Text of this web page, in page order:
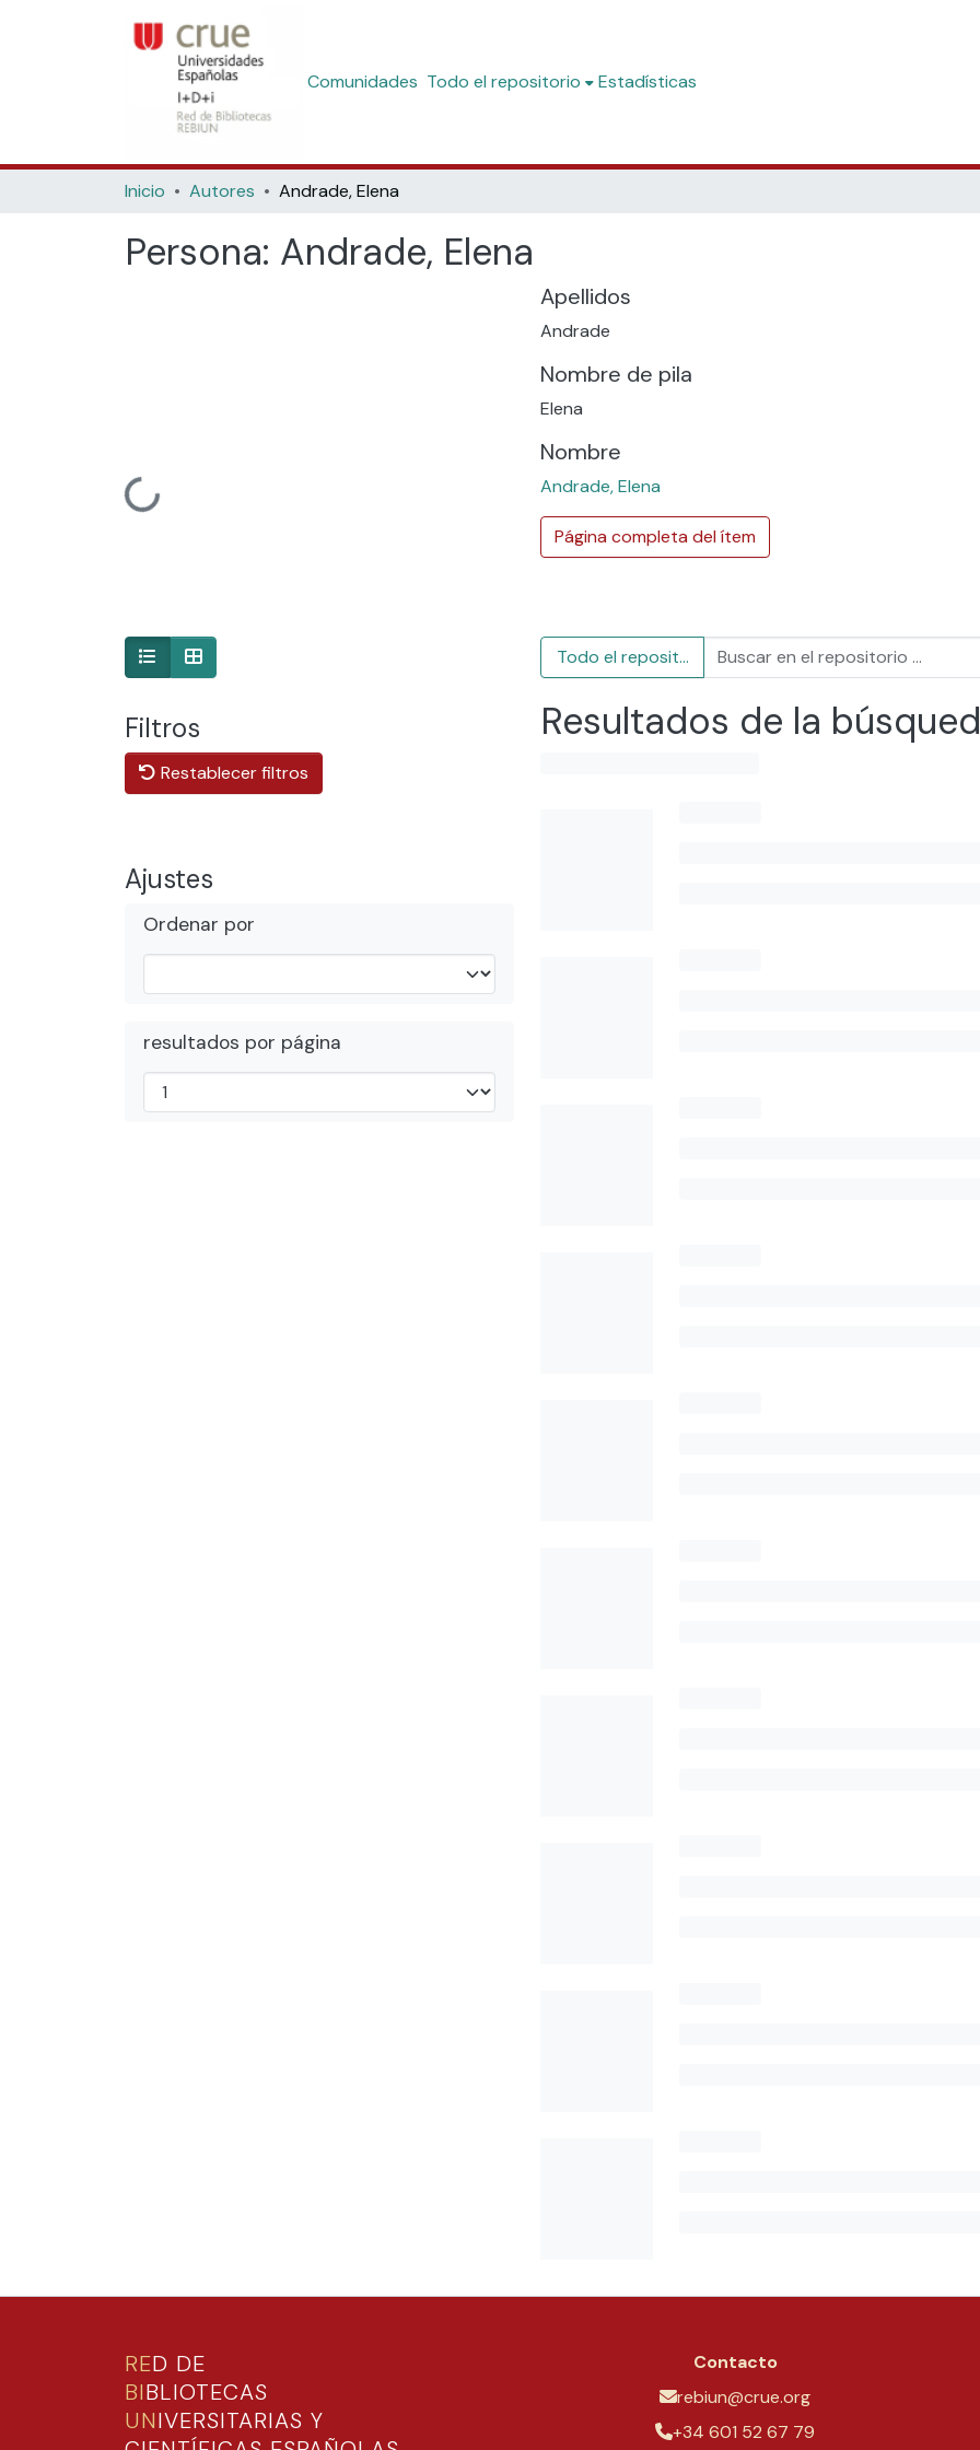
Comunidades Todo el repositorio Estadísticas
Inicio Autores Andrade, Elena
Persona: Andrade, Elena
Cargando...
Apellidos
Andrade
Nombre de pila
Elena
Nombre
Andrade, Elena
Página completa del ítem
Filtros
Restablecer filtros
Ajustes
Ordenar por
resultados por página
Todo el repositorio
Resultados de la
RED DE
BIBLIOTECAS
UNIVERSITARIAS Y
Contacto
rebiun@crue.org
+34 601 52 67 79